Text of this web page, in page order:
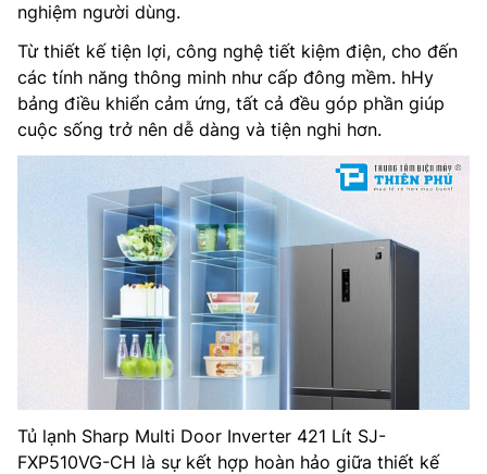
nghiệm người dùng.
Từ thiết kế tiện lợi, công nghệ tiết kiệm điện, cho đến
các tính năng thông minh như cấp đông mềm. hHy
bảng điều khiển cảm ứng, tất cả đều góp phần giúp
cuộc sống trở nên dễ dàng và tiện nghi hơn.
Tủ lạnh Sharp Multi Door Inverter 421 Lít SJ-
FXP510VG-CH là sự kết hợp hoàn hảo giữa thiết kế